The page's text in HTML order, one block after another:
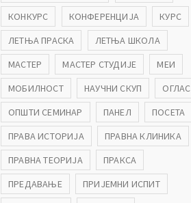
КОНКУРС
КОНФЕРЕНЦИЈА
КУРС
ЛЕТЊА ПРАСКА
ЛЕТЊА ШКОЛА
МАСТЕР
МАСТЕР СТУДИЈЕ
МЕИ
МОБИЛНОСТ
НАУЧНИ СКУП
ОГЛАС
ОПШТИ СЕМИНАР
ПАНЕЛ
ПОСЕТА
ПРАВА ИСТОРИЈА
ПРАВНА КЛИНИКА
ПРАВНА ТЕОРИЈА
ПРАКСА
ПРЕДАВАЊЕ
ПРИЈЕМНИ ИСПИТ